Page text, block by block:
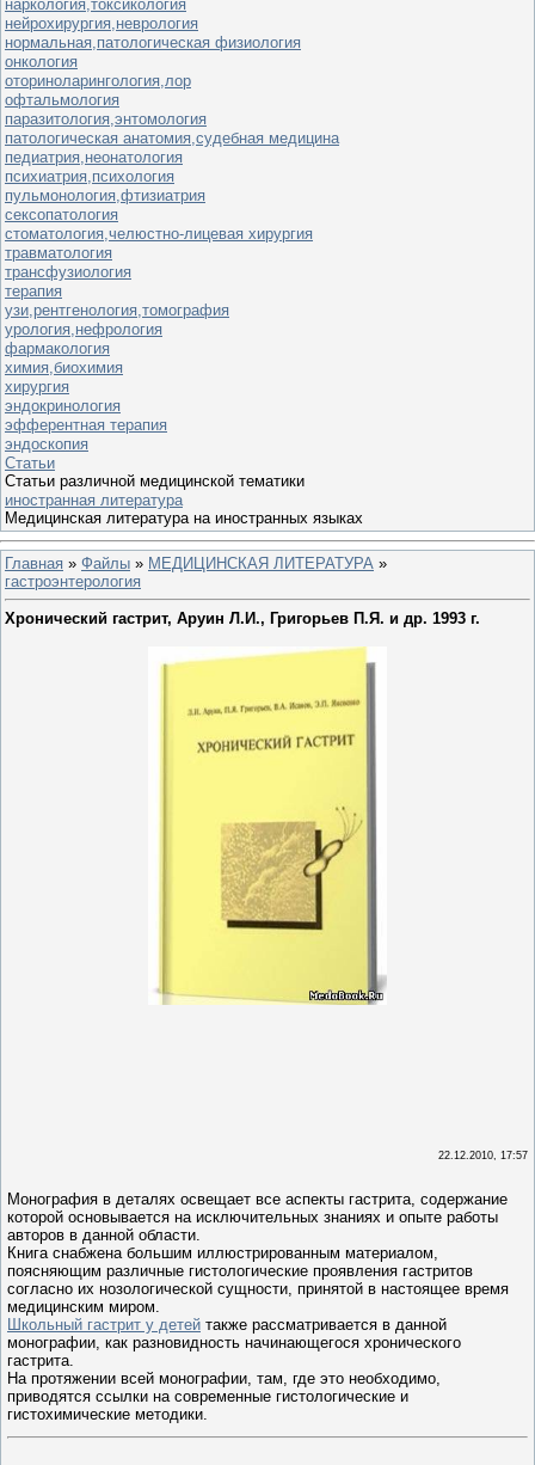
наркология,токсикология
нейрохирургия,неврология
нормальная,патологическая физиология
онкология
оториноларингология,лор
офтальмология
паразитология,энтомология
патологическая анатомия,судебная медицина
педиатрия,неонатология
психиатрия,психология
пульмонология,фтизиатрия
сексопатология
стоматология,челюстно-лицевая хирургия
травматология
трансфузиология
терапия
узи,рентгенология,томография
урология,нефрология
фармакология
химия,биохимия
хирургия
эндокринология
эфферентная терапия
эндоскопия
Статьи
Статьи различной медицинской тематики
иностранная литература
Медицинская литература на иностранных языках
Главная » Файлы » МЕДИЦИНСКАЯ ЛИТЕРАТУРА »
гастроэнтерология
Хронический гастрит, Аруин Л.И., Григорьев П.Я. и др. 1993 г.
22.12.2010, 17:57
Монография в деталях освещает все аспекты гастрита, содержание
которой основывается на исключительных знаниях и опыте работы
авторов в данной области.
Книга снабжена большим иллюстрированным материалом,
поясняющим различные гистологические проявления гастритов
согласно их нозологической сущности, принятой в настоящее время
медицинским миром.
Школьный гастрит у детей также рассматривается в данной
монографии, как разновидность начинающегося хронического
гастрита.
На протяжении всей монографии, там, где это необходимо,
приводятся ссылки на современные гистологические и
гистохимические методики.